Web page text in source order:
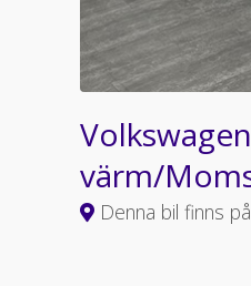
värm/
Denna bil finns